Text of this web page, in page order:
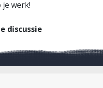
werk!
discussie